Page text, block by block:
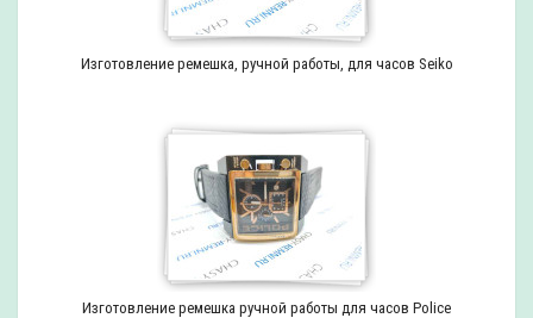
Изготовление ремешка, ручной работы, для часов Seiko
Изготовление ремешка ручной работы для часов Police